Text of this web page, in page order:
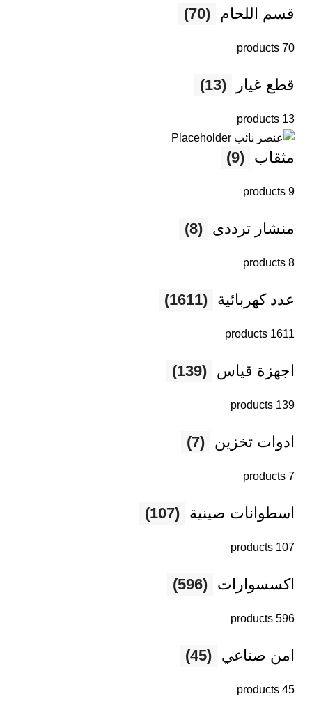
قسم اللحام (70)
70 products
قطع غيار (13)
13 products
مثقاب (9)
9 products
منشار ترددى (8)
8 products
عدد كهربائية (1611)
1611 products
اجهزة قياس (139)
139 products
ادوات تخزين (7)
7 products
اسطوانات صينية (107)
107 products
اكسسوارات (596)
596 products
امن صناعي (45)
45 products